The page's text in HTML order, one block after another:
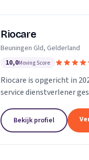
Riocare
Beuningen Gld, Gelderland
10,0Moving Score
Riocare is opgericht in
service dienstverlener
Bekijk profiel